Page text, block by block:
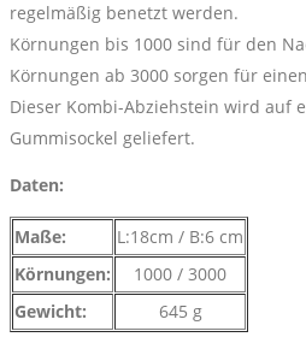
regelmäßig benetzt werden.
Körnungen bis 1000 sind für den
Körnungen ab 3000 sorgen für
Dieser Kombi-Abziehstein wird auf
Gummisockel geliefert.
Daten:
Maße:
L:18cm / B:6 cm
Körnungen:
1000 / 3000
Gewicht:
645 g